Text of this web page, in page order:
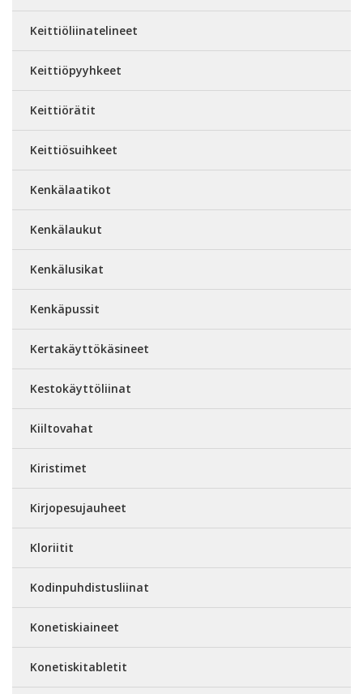
Keittiöliinatelineet
Keittiöpyyhkeet
Keittiörätit
Keittiösuihkeet
Kenkälaatikot
Kenkälaukut
Kenkälusikat
Kenkäpussit
Kertakäyttökäsineet
Kestokäyttöliinat
Kiiltovahat
Kiristimet
Kirjopesujauheet
Kloriitit
Kodinpuhdistusliinat
Konetiskiaineet
Konetiskitabletit